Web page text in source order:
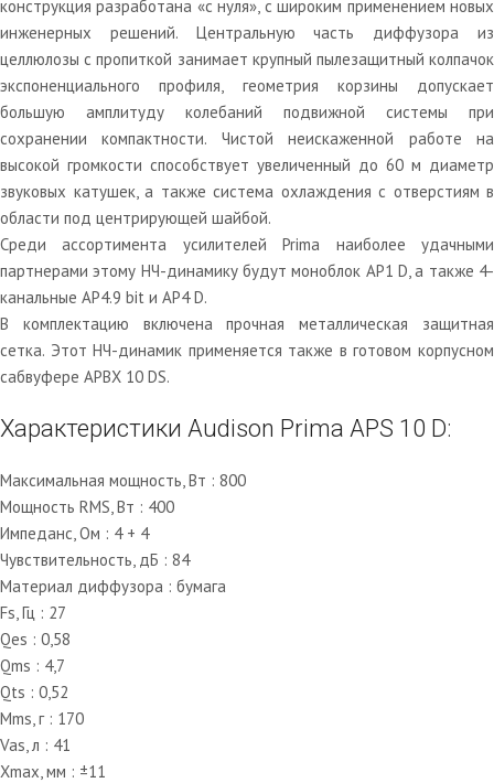
конструкция разработана «с нуля», с широким применением новых
инженерных решений. Центральную часть диффузора из
целлюлозы с пропиткой занимает крупный пылезащитный колпачок
экспоненциального профиля, геометрия корзины допускает
большую амплитуду колебаний подвижной системы при
сохранении компактности. Чистой неискаженной работе на
высокой громкости способствует увеличенный до 60 м диаметр
звуковых катушек, а также система охлаждения с отверстиям в
области под центрирующей шайбой.
Среди ассортимента усилителей Prima наиболее удачными
партнерами этому НЧ-динамику будут моноблок AP1 D, а также 4-
канальные AP4.9 bit и AP4 D.
В комплектацию включена прочная металлическая защитная
сетка. Этот НЧ-динамик применяется также в готовом корпусном
сабвуфере APBX 10 DS.
Характеристики Audison Prima APS 10 D:
Максимальная мощность, Вт : 800
Мощность RMS, Вт : 400
Импеданс, Ом : 4 + 4
Чувствительность, дБ : 84
Материал диффузора : бумага
Fs, Гц : 27
Qes : 0,58
Qms : 4,7
Qts : 0,52
Mms, г : 170
Vas, л : 41
Xmax, мм : ±11